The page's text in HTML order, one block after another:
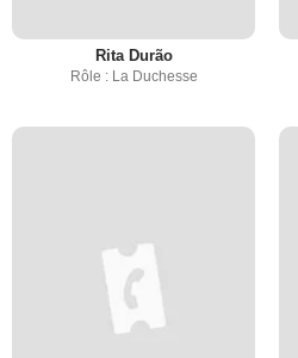
Rita Durão
Rôle : La Duchesse